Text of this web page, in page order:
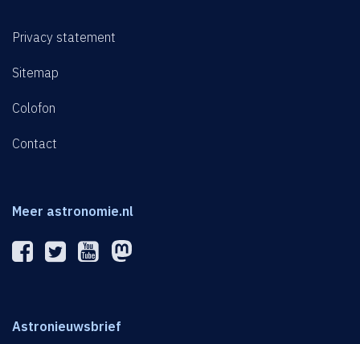
Privacy statement
Sitemap
Colofon
Contact
Meer astronomie.nl
Astronieuwsbrief